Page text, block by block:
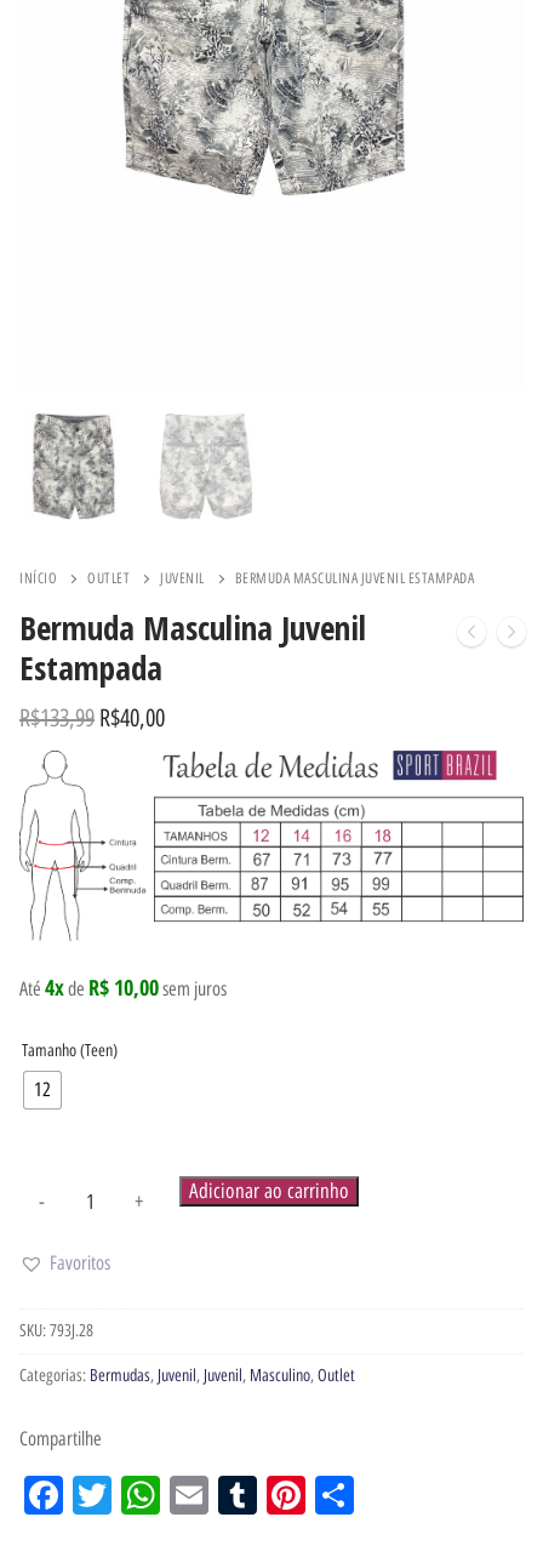
INÍCIO OUTLET JUVENIL BERMUDA MASCULINA JUVENIL ESTAMPADA
Bermuda Masculina Juvenil
Estampada
R$133,99 R$40,00
Até 4xde R$ 10,00sem juros
Tamanho (Teen)
12
- + Adicionar ao carrinho
Favoritos
SKU:793J.28
Categorias: Bermudas, Juvenil, Juvenil, Masculino, Outlet
Compartilhe
Facebook
TwitterWhatsApp
EmailTumblrPinterest